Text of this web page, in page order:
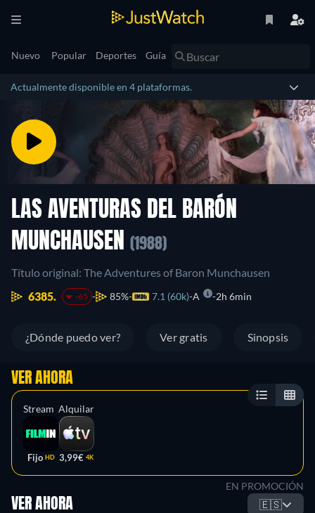
Nuevo Popular Deportes Guía
Actualmente disponible en 4 plataformas.
LAS AVENTURAS DEL BARÓN
MUNCHAUSEN
(1988)
Título original: The Adventures of Baron Munchausen
6385.
-65 85% 7.1 (60k) A 2h 6min
¿Dónde puedo ver? Ver gratis Sinopsis
VER AHORA
Stream
Fijo HD
Alquilar
3,99€ 4K
EN PROMOCIÓN
VER AHORA 🇪🇸